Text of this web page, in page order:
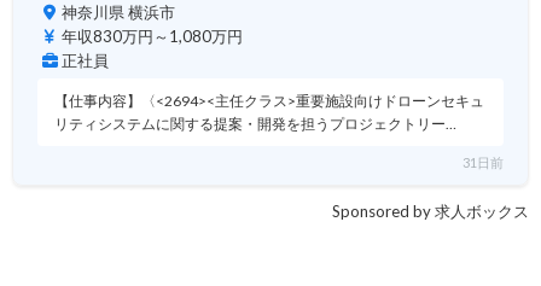
神奈川県 横浜市
年収830万円～1,080万円
正社員
【仕事内容】〈<2694><主任クラス>重要施設向けドローンセキュ
リティシステムに関する提案・開発を担うプロジェクトリー…
31日前
Sponsored by 求人ボックス